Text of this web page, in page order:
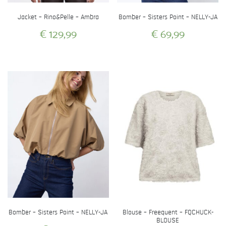
Jacket – Rino&Pelle – Ambra
€129,99
heeft
meerdere
variaties.
Deze
optie
kan
gekozen
worden
op
de
productpagina
Bomber – Sisters Point – NELLY-JA
€69,99
meerdere
variaties.
optie
kan
gekozen
worden
op
de
Bomber – Sisters Point – NELLY-JA
Blouse – Freequent – FQCHUCK-
BLOUSE